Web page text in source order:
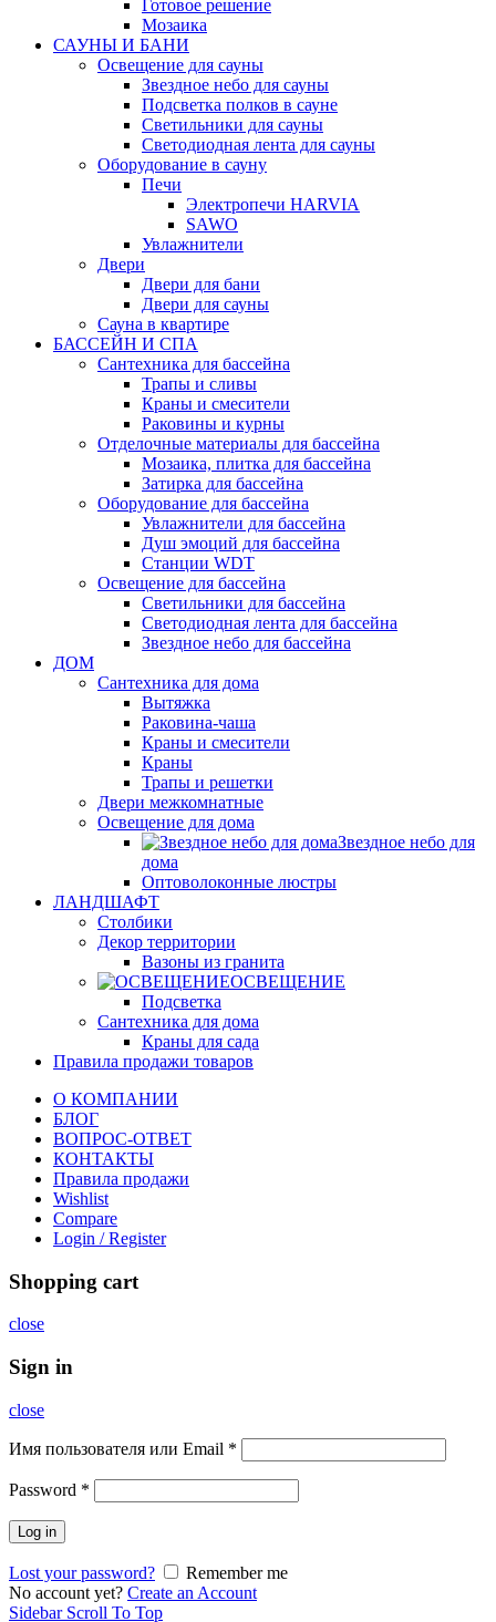
Готовое решение
Мозаика
САУНЫ И БАНИ
Освещение для сауны
Звездное небо для сауны
Подсветка полков в сауне
Светильники для сауны
Светодиодная лента для сауны
Оборудование в сауну
Печи
Электропечи HARVIA
SAWO
Увлажнители
Двери
Двери для бани
Двери для сауны
Сауна в квартире
БАССЕЙН И СПА
Сантехника для бассейна
Трапы и сливы
Краны и смесители
Раковины и курны
Отделочные материалы для бассейна
Мозаика, плитка для бассейна
Затирка для бассейна
Оборудование для бассейна
Увлажнители для бассейна
Душ эмоций для бассейна
Станции WDT
Освещение для бассейна
Светильники для бассейна
Светодиодная лента для бассейна
Звездное небо для бассейна
ДОМ
Сантехника для дома
Вытяжка
Раковина-чаша
Краны и смесители
Краны
Трапы и решетки
Двери межкомнатные
Освещение для дома
Звездное небо для
дома
Оптоволоконные люстры
ЛАНДШАФТ
Столбики
Декор территории
Вазоны из гранита
ОСВЕЩЕНИЕ
Подсветка
Сантехника для дома
Краны для сада
Правила продажи товаров
О КОМПАНИИ
БЛОГ
ВОПРОС-ОТВЕТ
КОНТАКТЫ
Правила продажи
Wishlist
Compare
Login / Register
Shopping cart
close
Sign in
close
Имя пользователя или Email *
Password *
Log in
Lost your password?
Remember me
No account yet? Create an Account
Sidebar Scroll To Top